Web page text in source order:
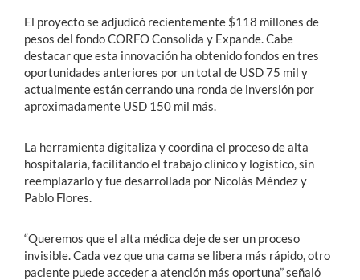
El proyecto se adjudicó recientemente $118 millones de
pesos del fondo CORFO Consolida y Expande. Cabe
destacar que esta innovación ha obtenido fondos en tres
oportunidades anteriores por un total de USD 75 mil y
actualmente están cerrando una ronda de inversión por
aproximadamente USD 150 mil más.
La herramienta digitaliza y coordina el proceso de alta
hospitalaria, facilitando el trabajo clínico y logístico, sin
reemplazarlo y fue desarrollada por Nicolás Méndez y
Pablo Flores.
“Queremos que el alta médica deje de ser un proceso
invisible. Cada vez que una cama se libera más rápido, otro
paciente puede acceder a atención más oportuna” señaló